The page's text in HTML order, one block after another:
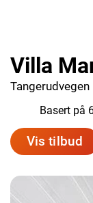
Villa
Tangerudvegen
Basert på
Vis tilbud